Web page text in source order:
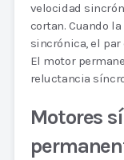
velocidad
cortan. Cuando
sincrónica, el
El motor
reluctancia
Motores